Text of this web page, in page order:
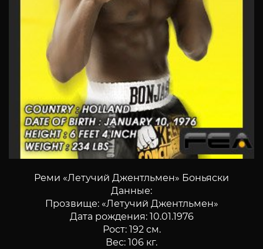
Реми «Летучий Джентльмен» Боньяски
Данные:
Прозвище: «Летучий Джентльмен»
Дата рождения: 10.01.1976
Рост: 192 см.
Вес: 106 кг.